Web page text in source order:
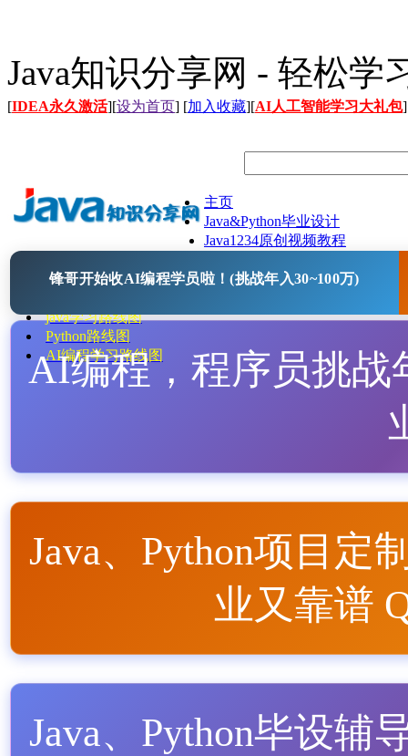
Java知识分享网 - 轻松学
[IDEA永久激活][设为首页] [加入收藏][AI人工智能学习大礼包]
主页
Java&Python毕业设计
Java1234原创视频教程
Java开源项目
java学习路线图
Python路线图
AI编程学习路线图
锋哥开始收AI编程学员啦！(挑战年入30~100万)
AI编程，程序员挑战
Java、Python项目定
业又靠谱
Java、Python毕设辅